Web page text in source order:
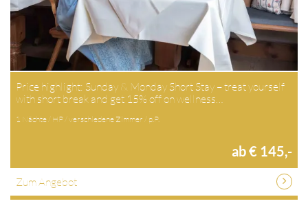
Price highlight: Sunday & Monday Short Stay – treat yourself
with short break and get 15% off on wellness…
1 Nächte / HP / verschiedene Zimmer / p.P.
ab € 145,-
Zum Angebot